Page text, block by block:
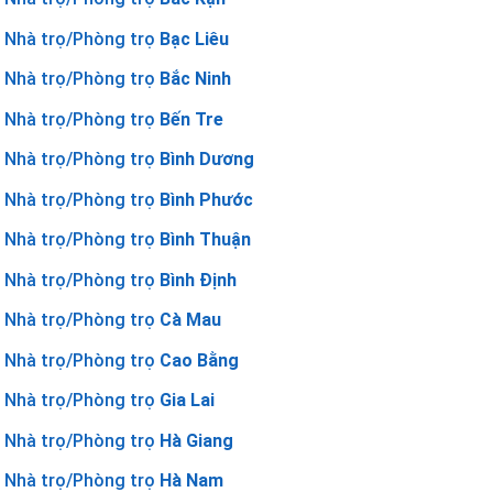
Nhà trọ/Phòng trọ Bạc Liêu
Nhà trọ/Phòng trọ Bắc Ninh
Nhà trọ/Phòng trọ Bến Tre
Nhà trọ/Phòng trọ Bình Dương
Nhà trọ/Phòng trọ Bình Phước
Nhà trọ/Phòng trọ Bình Thuận
Nhà trọ/Phòng trọ Bình Định
Nhà trọ/Phòng trọ Cà Mau
Nhà trọ/Phòng trọ Cao Bằng
Nhà trọ/Phòng trọ Gia Lai
Nhà trọ/Phòng trọ Hà Giang
Nhà trọ/Phòng trọ Hà Nam